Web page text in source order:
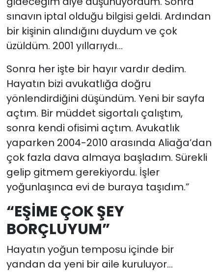
sınavın iptal olduğu bilgisi geldi. Ardından
bir kişinin alındığını duydum ve çok
üzüldüm. 2001 yıllarıydı…
Sonra her işte bir hayır vardır dedim.
Hayatın bizi avukatlığa doğru
yönlendirdiğini düşündüm. Yeni bir sayfa
açtım. Bir müddet sigortalı çalıştım,
sonra kendi ofisimi açtım. Avukatlık
yaparken 2004-2010 arasında Aliağa’dan
çok fazla dava almaya başladım. Sürekli
gelip gitmem gerekiyordu. İşler
yoğunlaşınca evi de buraya taşıdım.”
“EŞİME ÇOK ŞEY
BORÇLUYUM”
Hayatın yoğun temposu içinde bir
yandan da yeni bir aile kuruluyor…